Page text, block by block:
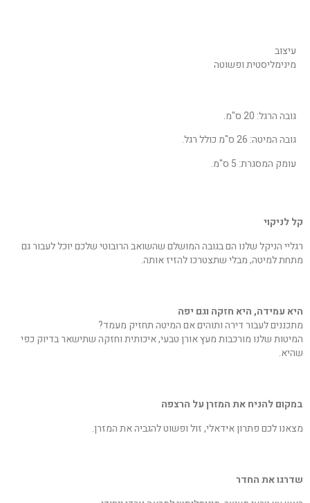
עיצוב
מינימליסטית ופשוטה
גובה הרגל: 20 ס"מ.
גובה המיטה: 26 ס"מ כולל רגל.
עומק המסגרת: 5 ס"מ.
קל לניקוי
רגליי הניקל שלנו הם בגובה המושלם שהשואב הרובוטי שלכם יוכל לעבור גם
מתחת למיטה, מבלי שתצטרכו להזיז אותה.
היא עמידה, היא חזקה וגם יפה
מתכננים לעבור דירה ותוהים אם המיטה תחזיק מעמד?
המיטות שלנו מורכבות מעץ אורן טבעי, איכותית וחזקה שתישאר בדיוק כפי
שהיא.
במקום להניח את המזרן על הרצפה
מצאנו לכם פתרון אידאלי, זול ופשוט להגביה את המזרן.
שדרגו את החדר